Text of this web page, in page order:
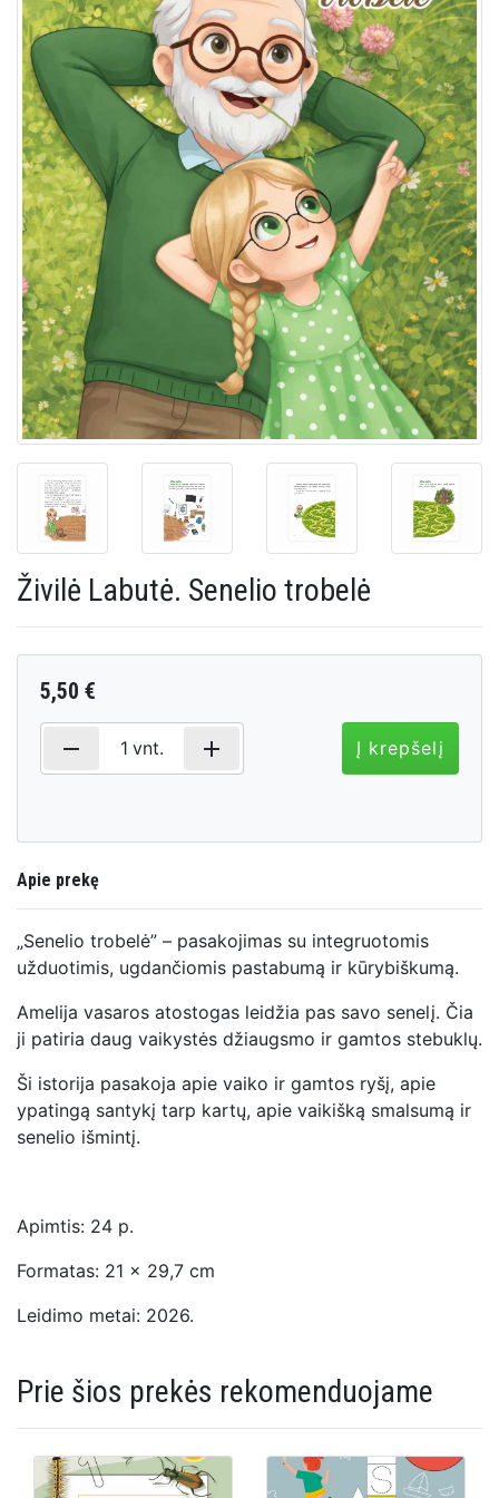
Živilė Labutė. Senelio trobelė
5,50 €
remove 1 vnt. add Į krepšelį
Apie prekę
„Senelio trobelė” – pasakojimas su integruotomis
užduotimis, ugdančiomis pastabumą ir kūrybiškumą.
Amelija vasaros atostogas leidžia pas savo senelį. Čia
ji patiria daug vaikystės džiaugsmo ir gamtos stebuklų.
Ši istorija pasakoja apie vaiko ir gamtos ryšį, apie
ypatingą santykį tarp kartų, apie vaikišką smalsumą ir
senelio išmintį.
Apimtis: 24 p.
Formatas: 21 x 29,7 cm
Leidimo metai: 2026.
Prie šios prekės rekomenduojame